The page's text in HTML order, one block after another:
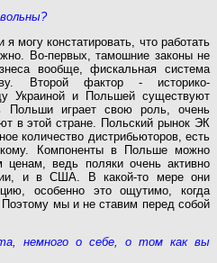
могу констатировать, что работать
Во-первых, тамошние законы не
вообще, фискальная система
Второй фактор - историко-
Украиной и Польшей существуют
Польши играет свою роль, очень
в этой стране. Польский рынок ЭК
количество дистрибьюторов, есть
Компоненты в Польше можно
ценам, ведь поляки очень активно
и в США. В какой-то мере они
особенно это ощутимо, когда
мы и не ставим перед собой
немного о себе, о том как вы